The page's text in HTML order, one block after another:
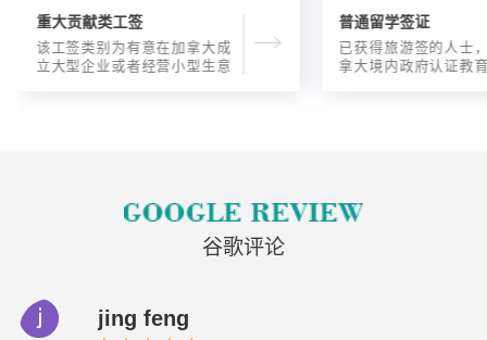
重大贡献类工签
该工签类别为有意在加拿大成
立大型企业或者经营小型生意
普通留学签证
已获得旅游签的人士
拿大境内政府认证教
谷歌评论
jing feng